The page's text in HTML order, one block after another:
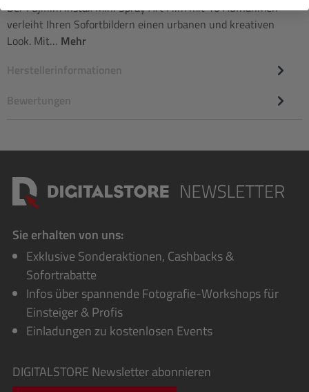
Der Fujifilm Instax Mini Spray Art Film mit 10 Aufnahmen
verleiht Ihren Sofortbildern einen urbanen und kreativen
Look. Mit… Mehr
Herstellerinformationen
Bewertungen
Sie erhalten von uns:
Exklusive Sonderaktionen, Cashbacks &
Sofortrabatte
Infos über spannende Fotografie-Workshops für
Einsteiger & Profis
Einladungen zu kostenlosen Events
DIGITALSTORE Newsletter abonnieren